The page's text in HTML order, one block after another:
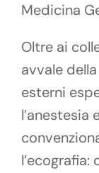
Medicina
Oltre ai
avvale
esterni
l’anestesia